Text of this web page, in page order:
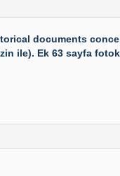
documents
ile). Ek 63 sayfa